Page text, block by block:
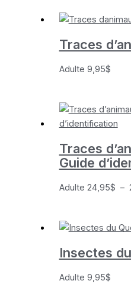
Traces
Adulte 9,95$
Traces
Guide
Adulte 24,95$ –
Insectes
Adulte 9,95$